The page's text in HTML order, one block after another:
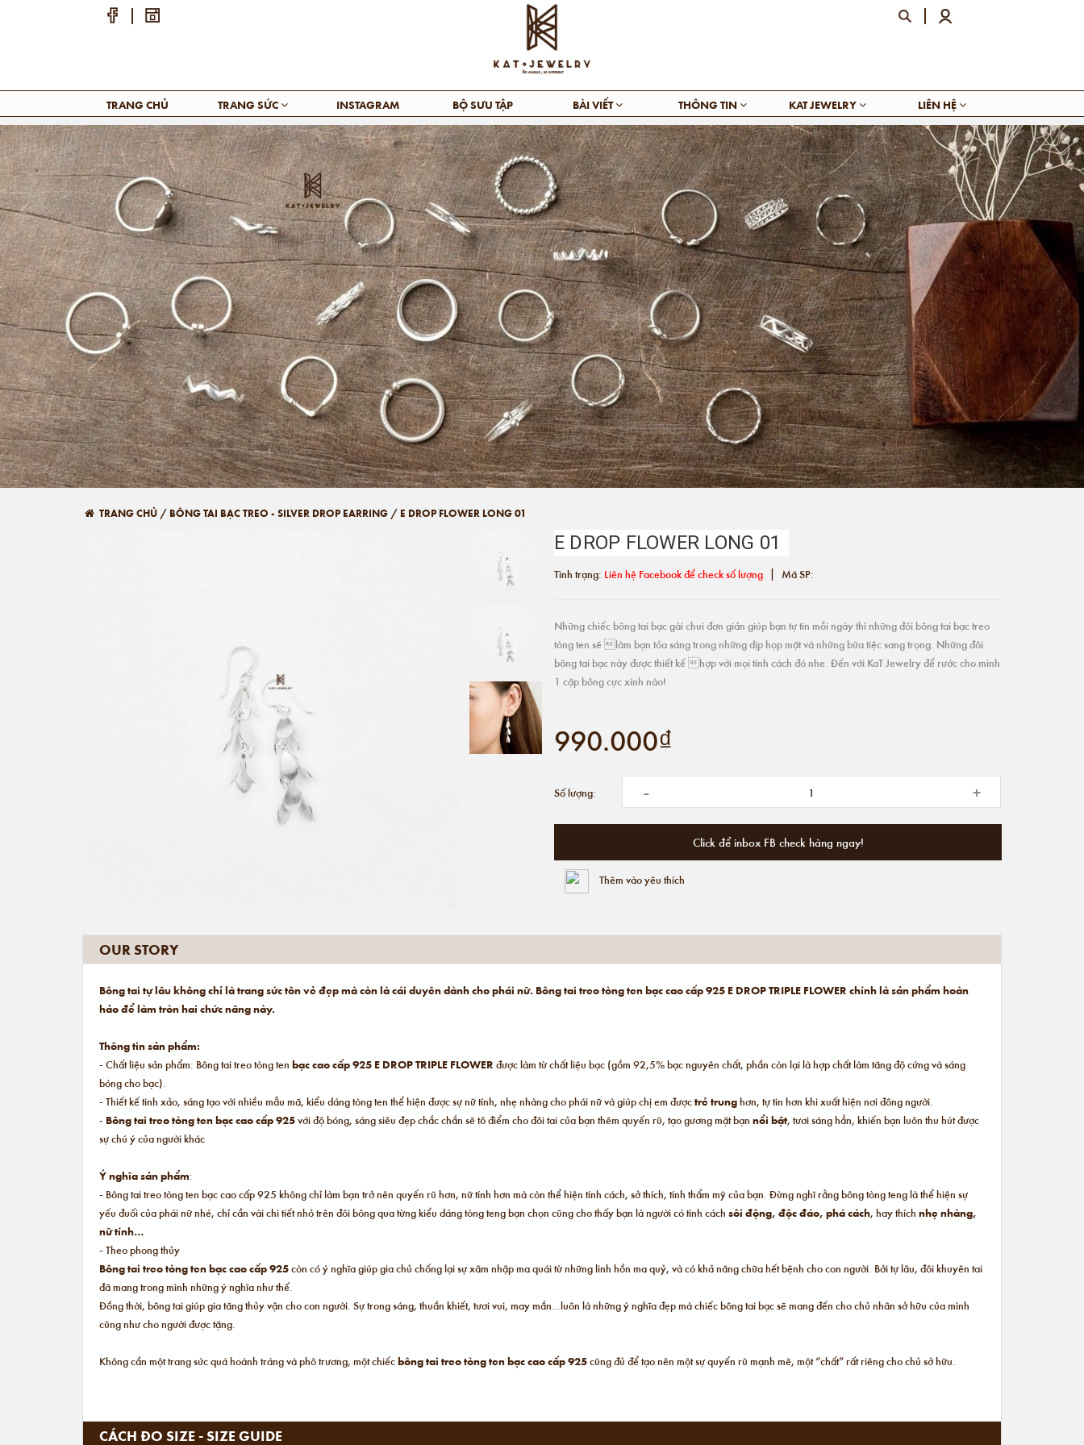
TRANG CHỦ TRANG SỨC INSTAGRAM BỘ SƯU TẬP BÀI VIẾT THÔNG TIN KAT JEWELRY LIÊN HỆ
TRANG CHỦ / BÔNG TAI BẠC TREO - SILVER DROP EARRING / E DROP FLOWER LONG 01
E DROP FLOWER LONG 01
Tình trạng: Liên hệ Facebook để check số lượng | Mã SP:
Những chiếc bông tai bạc gài chui đơn giản giúp bạn tự tin mỗi ngày thì những đôi bông tai bạc treo
tòng ten sẽ làm bạn tỏa sáng trong những dịp họp mặt và những bữa tiệc sang trọng. Những đôi
bông tai bạc này được thiết kế hợp với mọi tính cách đó nhe. Đến với KaT Jewelry để rước cho mình
1 cặp bông cực xinh nào!
990.000₫
Số lượng: - +
Click để inbox FB check hàng ngay!
Thêm vào yêu thích
OUR STORY
Bông tai tự lâu không chỉ là trang sức tôn vẻ đẹp mà còn là cái duyên dành cho phái nữ. Bông tai treo tòng ten bạc cao cấp 925 E DROP TRIPLE FLOWERchính là sản phẩm hoàn
hảo để làm tròn hai chức năng này.
Thông tin sản phẩm:
- Chất liệu sản phẩm: Bông tai treo tòng tenbạc cao cấp 925E DROP TRIPLE FLOWERđược làm từ chất liệu bạc (gồm 92,5% bạc nguyên chất, phần còn lại là hợp chất làm tăng độ cứng và sáng
bóng cho bạc).
- Thiết kế tinh xảo, sáng tạo với nhiều mẫu mã, kiểu dáng tòng ten thể hiện được sự nữ tính, nhẹ nhàng cho phái nữ và giúp chị em đượctrẻ trunghơn, tự tin hơn khi xuất hiện nơi đông người.
- Bông tai treo tòng ten bạc cao cấp 925với độ bóng, sáng siêu đẹp chắc chắn sẽ tô điểm cho đôi tai của bạn thêm quyến rũ, tạo gương mặt bạnnổi bật, tươi sáng hẳn, khiến bạn luôn thu hút được
sự chú ý của người khác
Ý nghĩa sản phẩm:
- Bông tai treo tòng ten bạc cao cấp 925 không chỉ làm bạn trở nên quyến rũ hơn, nữ tính hơn mà còn thể hiện tính cách, sở thích, tính thẩm mỹ của bạn. Đừng nghĩ rằng bông tòng teng là thể hiện sự
yếu đuối của phái nữ nhé, chỉ cần vài chi tiết nhỏ trên đôi bông qua từng kiểu dáng tòng teng bạn chọn cũng cho thấy bạn là người có tính cáchsôi động, độc đáo, phá cách, hay thíchnhẹ nhàng,
nữ tính…
- Theo phong thủy
Bông tai treo tòng ten bạc cao cấp 925còn có ý nghĩa giúp gia chủ chống lại sự xâm nhập ma quái từ những linh hồn ma quỷ, và có khả năng chữa hết bệnh cho con người. Bởi tự lâu, đôi khuyên tai
đã mang trong mình những ý nghĩa như thế.
Đồng thời, bông tai giúp gia tăng thủy vận cho con người. Sự trong sáng, thuần khiết, tươi vui, may mắn…luôn là những ý nghĩa đẹp mà chiếc bông tai bạc sẽ mang đến cho chủ nhân sở hữu của mình
cũng như cho người được tặng.
Không cần một trang sức quá hoành tráng và phô trương, một chiếcbông tai treo tòng ten bạc cao cấp 925cũng đủ để tạo nên một sự quyến rũ mạnh mẽ, một “chất” rất riêng cho chủ sở hữu.
CÁCH ĐO SIZE - SIZE GUIDE